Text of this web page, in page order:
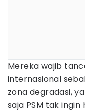
Mereka wajib
internasional
zona degradasi,
saja PSM tak ingin